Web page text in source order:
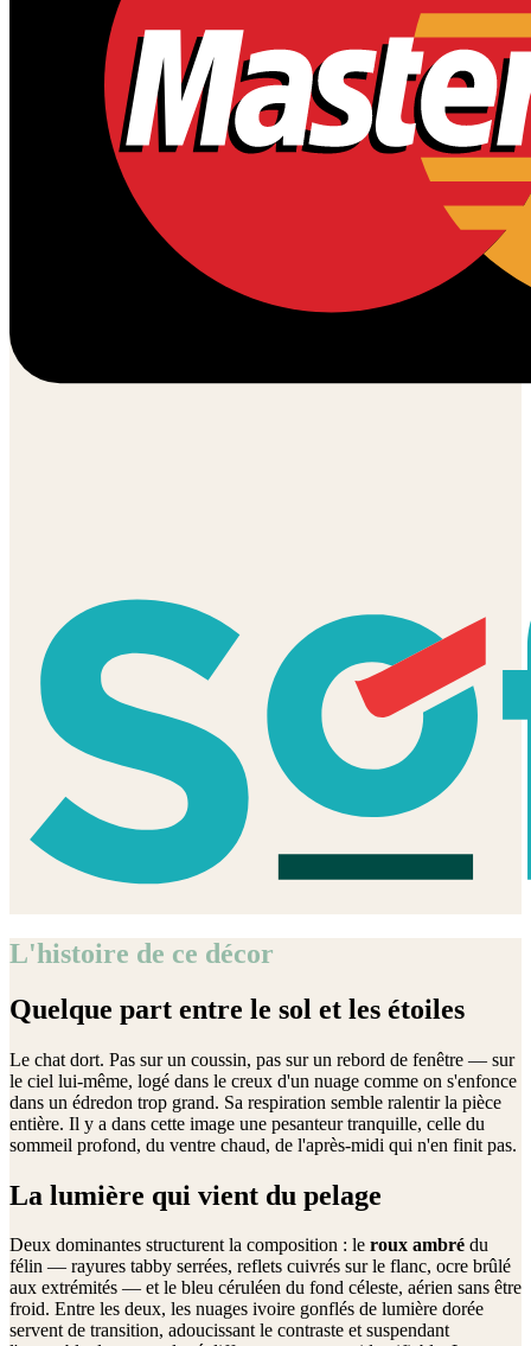
L'histoire de ce décor
Quelque part entre le sol et les étoiles
Le chat dort. Pas sur un coussin, pas sur un rebord de fenêtre — sur
le ciel lui-même, logé dans le creux d'un nuage comme on s'enfonce
dans un édredon trop grand. Sa respiration semble ralentir la pièce
entière. Il y a dans cette image une pesanteur tranquille, celle du
sommeil profond, du ventre chaud, de l'après-midi qui n'en finit pas.
La lumière qui vient du pelage
Deux dominantes structurent la composition : le roux ambré du
félin — rayures tabby serrées, reflets cuivrés sur le flanc, ocre brûlé
aux extrémités — et le bleu céruléen du fond céleste, aérien sans être
froid. Entre les deux, les nuages ivoire gonflés de lumière dorée
servent de transition, adoucissant le contraste et suspendant